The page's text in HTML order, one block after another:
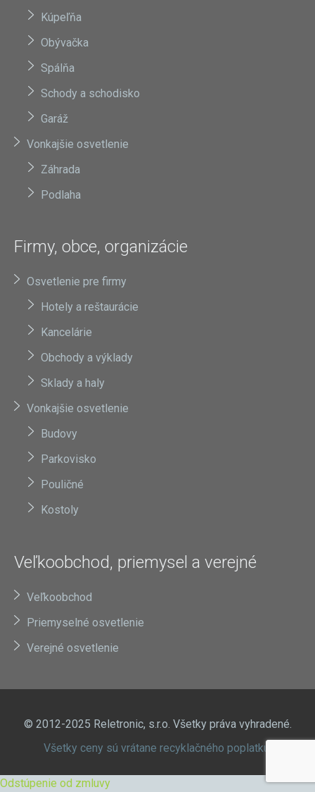
Kúpeľňa
Obývačka
Spálňa
Schody a schodisko
Garáž
Vonkajšie osvetlenie
Záhrada
Podlaha
Firmy, obce, organizácie
Osvetlenie pre firmy
Hotely a reštaurácie
Kancelárie
Obchody a výklady
Sklady a haly
Vonkajšie osvetlenie
Budovy
Parkovisko
Pouličné
Kostoly
Veľkoobchod, priemysel a verejné
Veľkoobchod
Priemyselné osvetlenie
Verejné osvetlenie
© 2012-2025 Reletronic, s.r.o. Všetky práva vyhradené.
Všetky ceny sú vrátane recyklačného poplatku.
Odstúpenie od zmluvy